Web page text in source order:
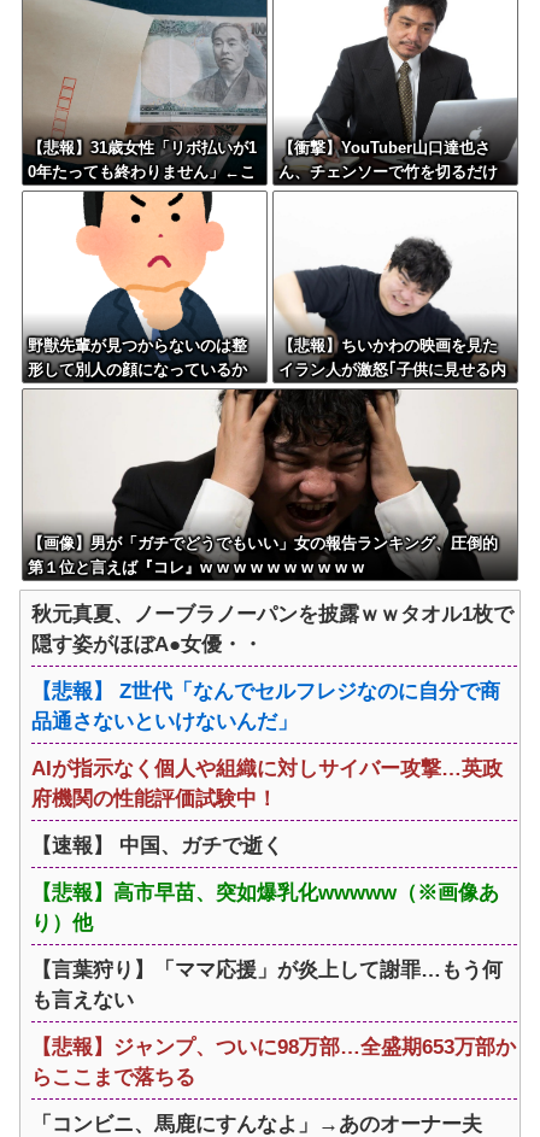
「金額おかしくね？」←お前ら
もそう思うよな？？？？？
【悲報】31歳女性「リボ払いが1
0年たっても終わりません」←こ
れw w w w w w w
【衝撃】YouTuber山口達也さ
ん、チェンソーで竹を切るだけ
で600万再生を突破してしまう←
なw w w w w w w w
野獣先輩が見つからないのは整
形して別人の顔になっているか
ら←これ
【悲報】ちいかわの映画を見た
イラン人が激怒｢子供に見せる内
容じゃない｡悪影響は計り知れな
い｣←これw w w w w w w w w
【画像】男が「ガチでどうでもいい」女の報告ランキング、圧倒的
第１位と言えば『コレ』w w w w w w w w w w
秋元真夏、ノーブラノーパンを披露ｗｗタオル1枚で
隠す姿がほぼA●女優・・
【悲報】 Z世代「なんでセルフレジなのに自分で商
品通さないといけないんだ」
AIが指示なく個人や組織に対しサイバー攻撃…英政
府機関の性能評価試験中！
【速報】 中国、ガチで逝く
【悲報】高市早苗、突如爆乳化wwwww（※画像あ
り）他
【言葉狩り】「ママ応援」が炎上して謝罪…もう何
も言えない
【悲報】ジャンプ、ついに98万部…全盛期653万部か
らここまで落ちる
「コンビニ、馬鹿にすんなよ」→あのオーナー夫